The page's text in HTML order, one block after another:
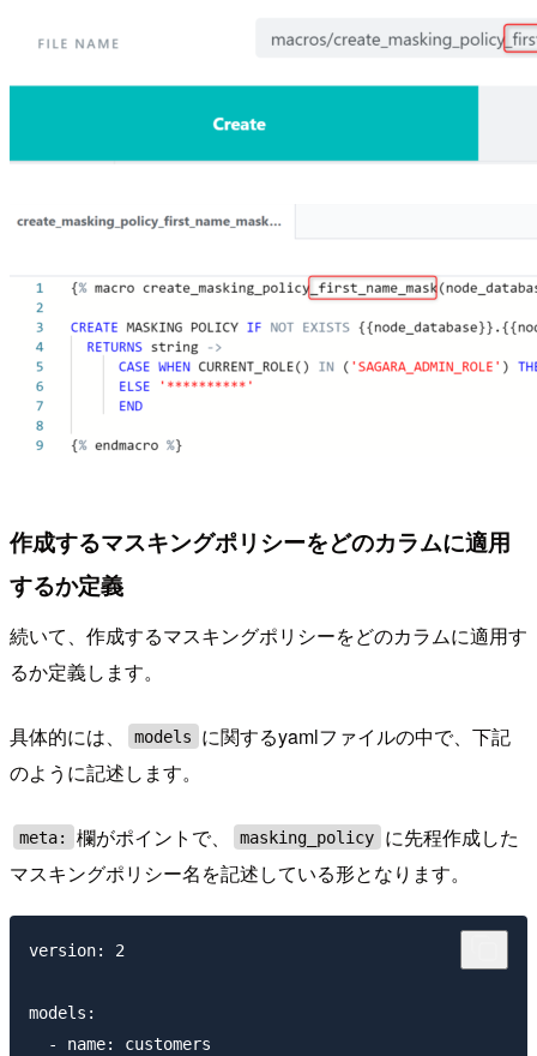
作成するマスキングポリシーをどのカラムに適用
するか定義
続いて、作成するマスキングポリシーをどのカラムに適用す
るか定義します。
具体的には、 models
に関するyamlファイルの中で、下記
のように記述します。
meta: 欄がポイントで、 masking_policy
に先程作成した
マスキングポリシー名を記述している形となります。
version: 2
models:
  - name: customers